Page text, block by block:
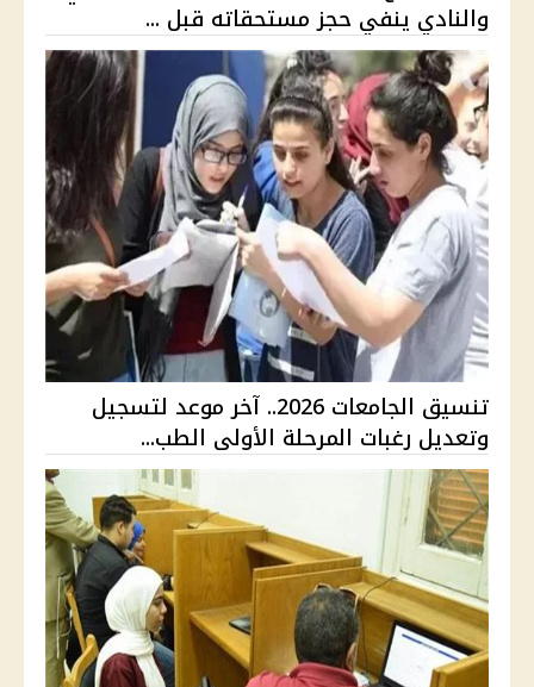
والنادي ينفي حجز مستحقاته قبل ...
تنسيق الجامعات 2026.. آخر موعد لتسجيل
وتعديل رغبات المرحلة الأولى الطب...